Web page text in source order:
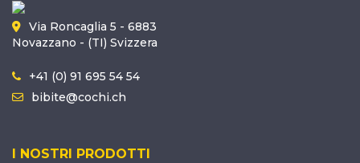
Via Roncaglia 5 - 6883
Novazzano - (TI) Svizzera
+41 (0) 91 695 54 54
bibite@cochi.ch
I NOSTRI PRODOTTI